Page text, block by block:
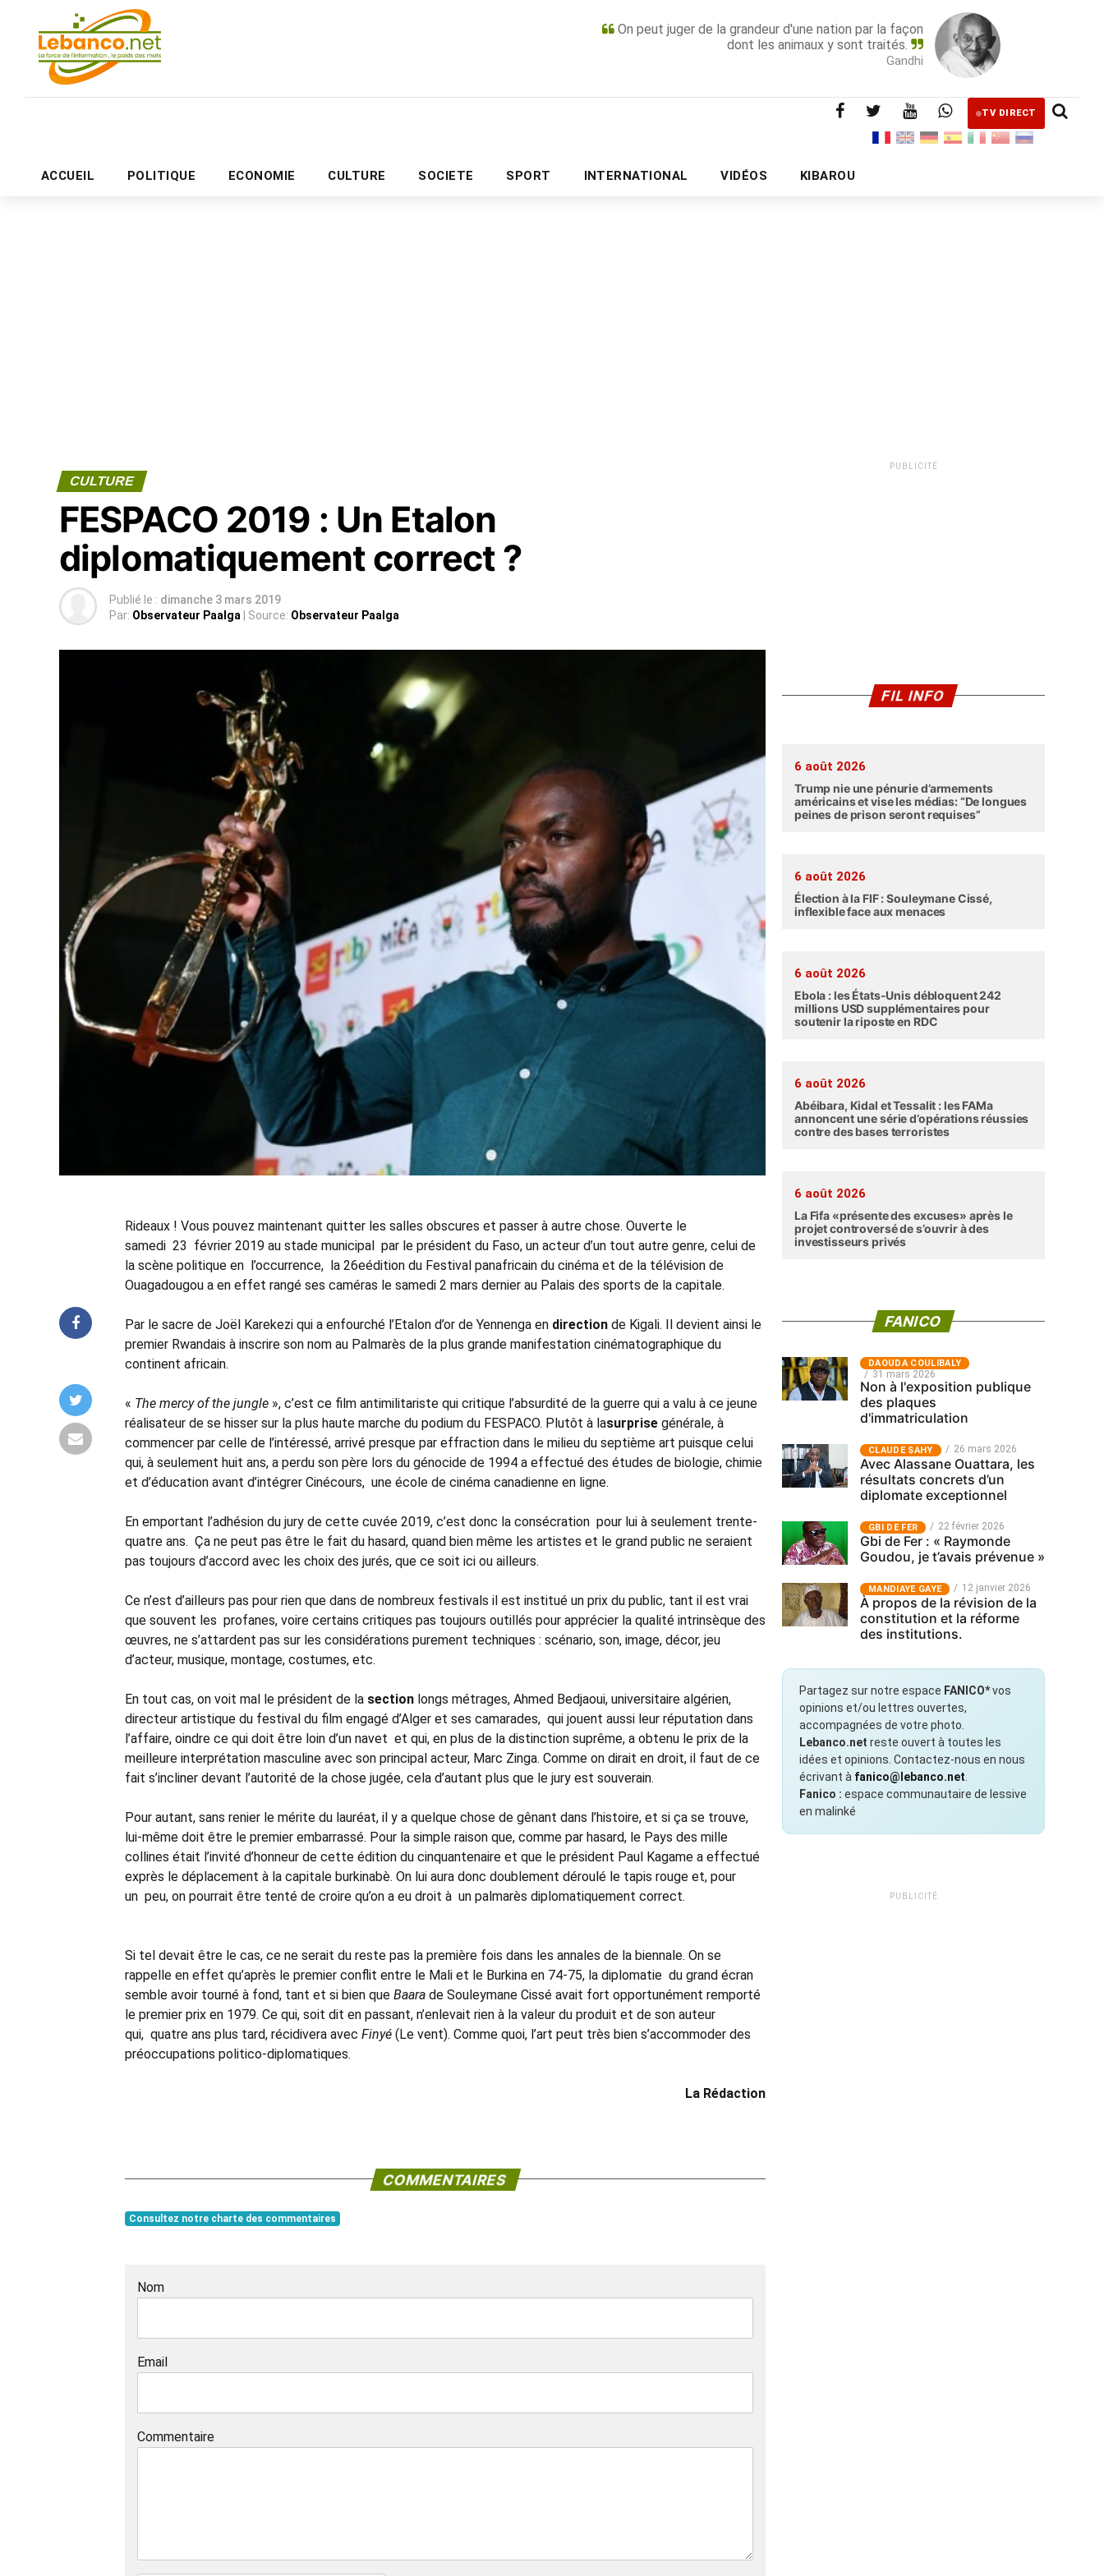
On peut juger de la grandeur d'une nation par la façon
dont les animaux y sont traités.
Gandhi
TV DIRECT
ACCUEIL POLITIQUE ECONOMIE CULTURE SOCIETE SPORT INTERNATIONAL VIDÉOS KIBAROU
PUBLICITÉ
CULTURE
FESPACO 2019 : Un Etalon
diplomatiquement correct ?
Publié le : dimanche 3 mars 2019
Par: Observateur Paalga | Source: Observateur Paalga
Rideaux ! Vous pouvez maintenant quitter les salles obscures et passer à autre chose. Ouverte le
samedi 23 février 2019 au stade municipal par le président du Faso, un acteur d’un tout autre genre, celui de
la scène politique en l’occurrence, la 26eédition du Festival panafricain du cinéma et de la télévision de
Ouagadougou a en effet rangé ses caméras le samedi 2 mars dernier au Palais des sports de la capitale.
Par le sacre de Joël Karekezi qui a enfourché l’Etalon d’or de Yennenga en direction de Kigali. Il devient ainsi le
premier Rwandais à inscrire son nom au Palmarès de la plus grande manifestation cinématographique du
continent africain.
« The mercy of the jungle », c’est ce film antimilitariste qui critique l’absurdité de la guerre qui a valu à ce jeune
réalisateur de se hisser sur la plus haute marche du podium du FESPACO. Plutôt à lasurprise générale, à
commencer par celle de l’intéressé, arrivé presque par effraction dans le milieu du septième art puisque celui
qui, à seulement huit ans, a perdu son père lors du génocide de 1994 a effectué des études de biologie, chimie
et d’éducation avant d’intégrer Cinécours, une école de cinéma canadienne en ligne.
En emportant l’adhésion du jury de cette cuvée 2019, c’est donc la consécration pour lui à seulement trente-
quatre ans. Ça ne peut pas être le fait du hasard, quand bien même les artistes et le grand public ne seraient
pas toujours d’accord avec les choix des jurés, que ce soit ici ou ailleurs.
Ce n’est d’ailleurs pas pour rien que dans de nombreux festivals il est institué un prix du public, tant il est vrai
que souvent les profanes, voire certains critiques pas toujours outillés pour apprécier la qualité intrinsèque des
œuvres, ne s’attardent pas sur les considérations purement techniques : scénario, son, image, décor, jeu
d’acteur, musique, montage, costumes, etc.
En tout cas, on voit mal le président de la section longs métrages, Ahmed Bedjaoui, universitaire algérien,
directeur artistique du festival du film engagé d’Alger et ses camarades, qui jouent aussi leur réputation dans
l’affaire, oindre ce qui doit être loin d’un navet et qui, en plus de la distinction suprême, a obtenu le prix de la
meilleure interprétation masculine avec son principal acteur, Marc Zinga. Comme on dirait en droit, il faut de ce
fait s’incliner devant l’autorité de la chose jugée, cela d’autant plus que le jury est souverain.
Pour autant, sans renier le mérite du lauréat, il y a quelque chose de gênant dans l’histoire, et si ça se trouve,
lui-même doit être le premier embarrassé. Pour la simple raison que, comme par hasard, le Pays des mille
collines était l’invité d’honneur de cette édition du cinquantenaire et que le président Paul Kagame a effectué
exprès le déplacement à la capitale burkinabè. On lui aura donc doublement déroulé le tapis rouge et, pour
un peu, on pourrait être tenté de croire qu’on a eu droit à un palmarès diplomatiquement correct.
Si tel devait être le cas, ce ne serait du reste pas la première fois dans les annales de la biennale. On se
rappelle en effet qu’après le premier conflit entre le Mali et le Burkina en 74-75, la diplomatie du grand écran
semble avoir tourné à fond, tant et si bien que Baara de Souleymane Cissé avait fort opportunément remporté
le premier prix en 1979. Ce qui, soit dit en passant, n’enlevait rien à la valeur du produit et de son auteur
qui, quatre ans plus tard, récidivera avec Finyé (Le vent). Comme quoi, l’art peut très bien s’accommoder des
préoccupations politico-diplomatiques.
La Rédaction
COMMENTAIRES
Consultez notre charte des commentaires
Nom
Email
Commentaire
PUBLICITÉ
FIL INFO
6 août 2026
Trump nie une pénurie d’armements
américains et vise les médias: “De longues
peines de prison seront requises”
6 août 2026
Élection à la FIF : Souleymane Cissé,
inflexible face aux menaces
6 août 2026
Ebola : les États-Unis débloquent 242
millions USD supplémentaires pour
soutenir la riposte en RDC
6 août 2026
Abéibara, Kidal et Tessalit : les FAMa
annoncent une série d’opérations réussies
contre des bases terroristes
6 août 2026
La Fifa «présente des excuses» après le
projet controversé de s’ouvrir à des
investisseurs privés
FANICO
‎DAOUDA COULIBALY
31 mars 2026
Non à l'exposition publique
des plaques
d'immatriculation
CLAUDE SAHY 26 mars 2026
Avec Alassane Ouattara, les
résultats concrets d’un
diplomate exceptionnel
GBI DE FER 22 février 2026
Gbi de Fer : « Raymonde
Goudou, je t’avais prévenue »
MANDIAYE GAYE 12 janvier 2026
À propos de la révision de la
constitution et la réforme
des institutions.
Partagez sur notre espace FANICO*vos
opinions et/ou lettres ouvertes,
accompagnées de votre photo.
Lebanco.net reste ouvert à toutes les
idées et opinions. Contactez-nous en nous
écrivant à fanico@lebanco.net
Fanico : espace communautaire de lessive
en malinké
PUBLICITÉ